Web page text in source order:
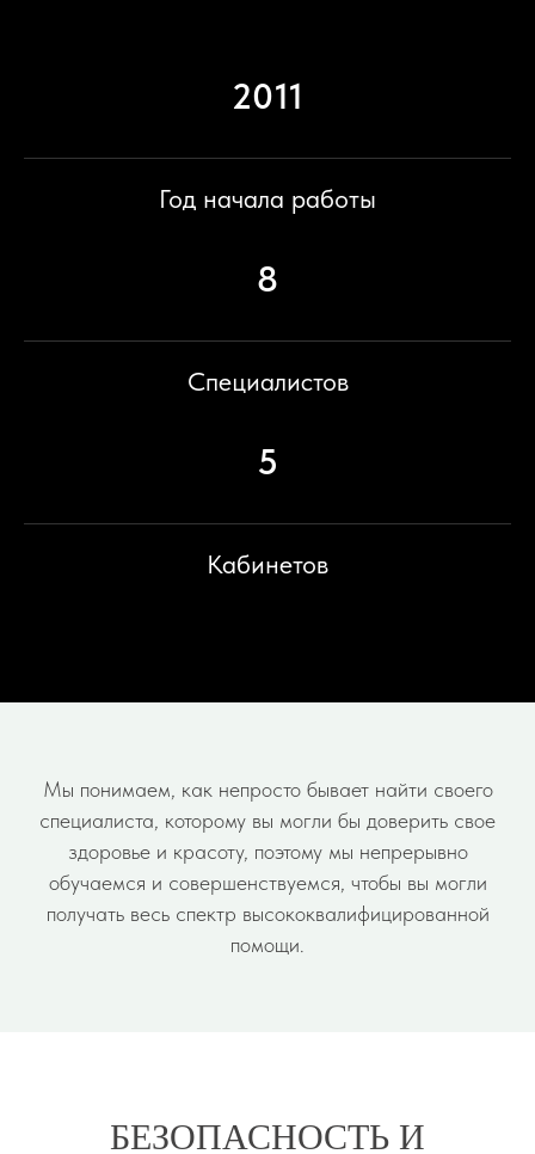
2011
Год начала работы
8
Специалистов
5
Кабинетов
Мы понимаем, как непросто бывает найти своего
специалиста, которому вы могли бы доверить свое
здоровье и красоту, поэтому мы непрерывно
обучаемся и совершенствуемся, чтобы вы могли
получать весь спектр высококвалифицированной
помощи.
БЕЗОПАСНОСТЬ И